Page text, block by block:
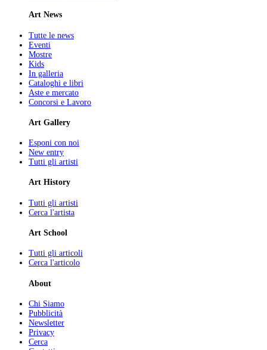
Art News
Tutte le news
Eventi
Mostre
Kids
In galleria
Cataloghi e libri
Aste e mercato
Concorsi e Lavoro
Art Gallery
Esponi con noi
New entry
Tutti gli artisti
Art History
Tutti gli artisti
Cerca l'artista
Art School
Tutti gli articoli
Cerca l'articolo
About
Chi Siamo
Pubblicità
Newsletter
Privacy
Cerca